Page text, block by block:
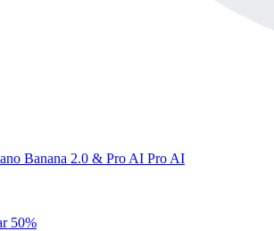
Banana 2.0 & Pro AI Pro AI
50%